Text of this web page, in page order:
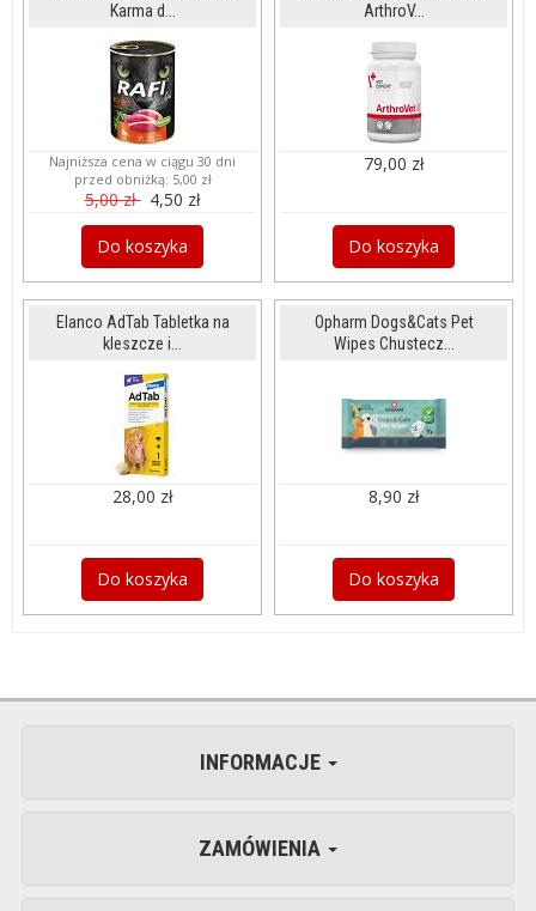
Karma d...
Najniższa cena w ciągu 30 dni
przed obniżką: 5,00 zł
5,00 zł 4,50 zł
Do koszyka
ArthroV...
79,00 zł
Do koszyka
Elanco AdTab Tabletka na
kleszcze i...
28,00 zł
Do koszyka
Opharm Dogs&Cats Pet
Wipes Chustecz...
8,90 zł
Do koszyka
INFORMACJE
ZAMÓWIENIA